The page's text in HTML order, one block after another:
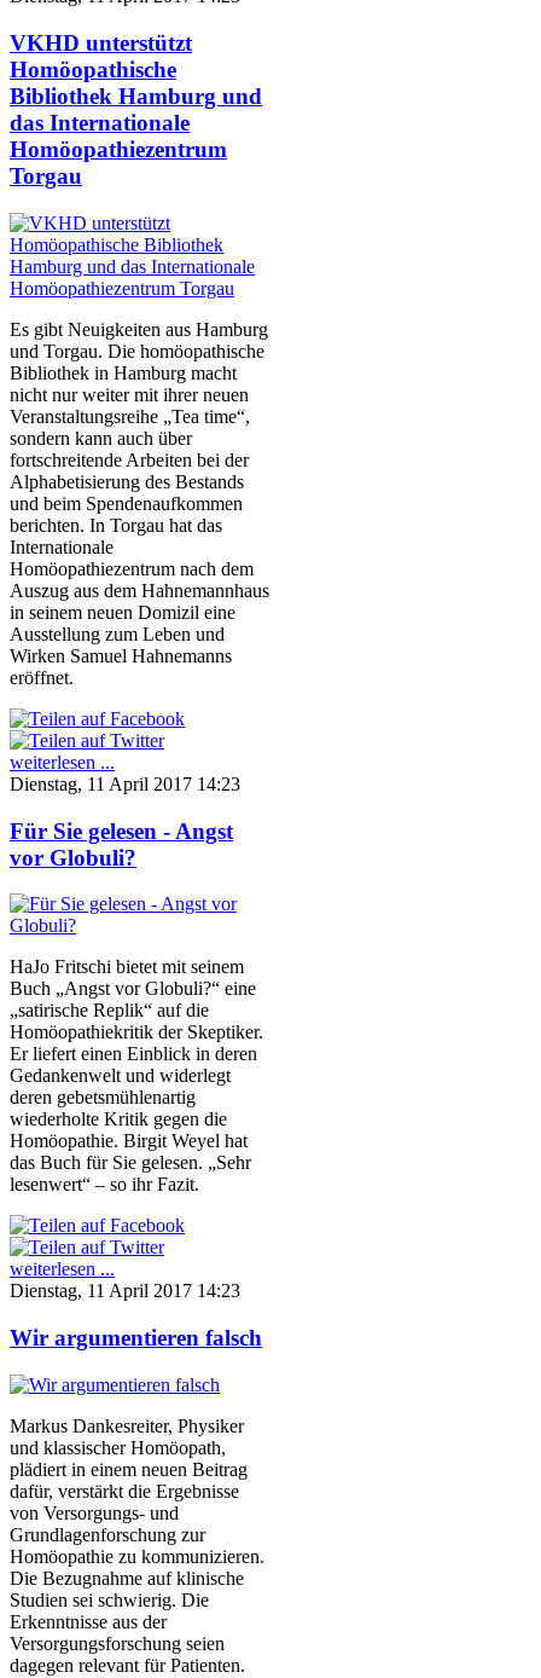
VKHD unterstützt
Homöopathische
Bibliothek Hamburg und
das Internationale
Homöopathiezentrum
Torgau
Es gibt Neuigkeiten aus Hamburg
und Torgau. Die homöopathische
Bibliothek in Hamburg macht
nicht nur weiter mit ihrer neuen
Veranstaltungsreihe „Tea time“,
sondern kann auch über
fortschreitende Arbeiten bei der
Alphabetisierung des Bestands
und beim Spendenaufkommen
berichten. In Torgau hat das
Internationale
Homöopathiezentrum nach dem
Auszug aus dem Hahnemannhaus
in seinem neuen Domizil eine
Ausstellung zum Leben und
Wirken Samuel Hahnemanns
eröffnet.
weiterlesen ...
Dienstag, 11 April 2017 14:23
Für Sie gelesen - Angst
vor Globuli?
HaJo Fritschi bietet mit seinem
Buch „Angst vor Globuli?“ eine
„satirische Replik“ auf die
Homöopathiekritik der Skeptiker.
Er liefert einen Einblick in deren
Gedankenwelt und widerlegt
deren gebetsmühlenartig
wiederholte Kritik gegen die
Homöopathie. Birgit Weyel hat
das Buch für Sie gelesen. „Sehr
lesenwert“ – so ihr Fazit.
weiterlesen ...
Dienstag, 11 April 2017 14:23
Wir argumentieren falsch
Markus Dankesreiter, Physiker
und klassischer Homöopath,
plädiert in einem neuen Beitrag
dafür, verstärkt die Ergebnisse
von Versorgungs- und
Grundlagenforschung zur
Homöopathie zu kommunizieren.
Die Bezugnahme auf klinische
Studien sei schwierig. Die
Erkenntnisse aus der
Versorgungsforschung seien
dagegen relevant für Patienten.